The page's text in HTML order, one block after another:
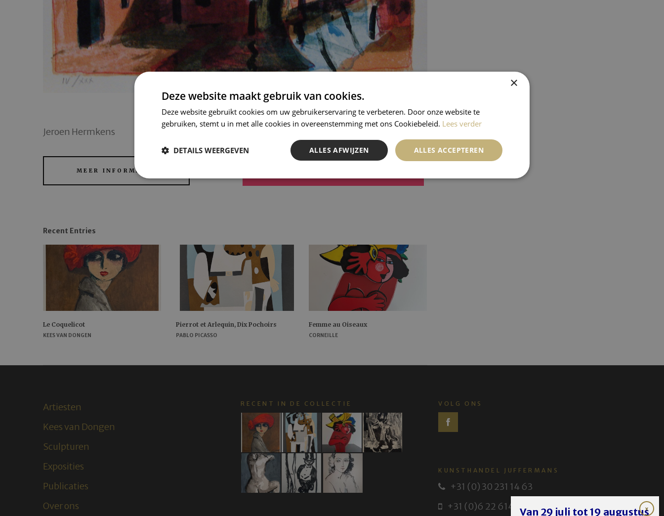
Jeroen Hermkens
MEER INFORMATIE
Recent Entries
Le Coquelicot
KEES VAN DONGEN
Pierrot et Arlequin, Dix Pochoirs
PABLO PICASSO
Femme au Oiseaux
CORNEILLE
Artiesten
Kees van Dongen
Sculpturen
Exposities
Publicaties
Over ons
RECENT IN DE COLLECTIE VOLG ONS
KUNSTHANDEL JUFFERMANS
+31 (0) 30 231 14 63
+31 (0)6 22 614 582Van 29 juli tot 19 augustus
×
Deze website maakt gebruik van cookies.
Deze website gebruikt cookies om uw gebruikerservaring te verbeteren. Door onze website te
gebruiken, stemt u in met alle cookies in overeenstemming met ons Cookiebeleid. Lees verder
ALLES ACCEPTEREN
ALLES AFWIJZEN
DETAILS WEERGEVEN